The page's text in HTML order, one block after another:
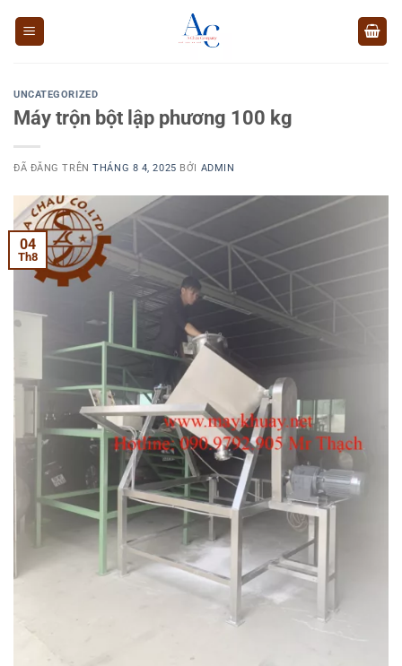
UNCATEGORIZED
Máy trộn bột lập phương 100 kg
ĐÃ ĐĂNG TRÊNTHÁNG 8 4, 2025 BỞI ADMIN
04
Th8